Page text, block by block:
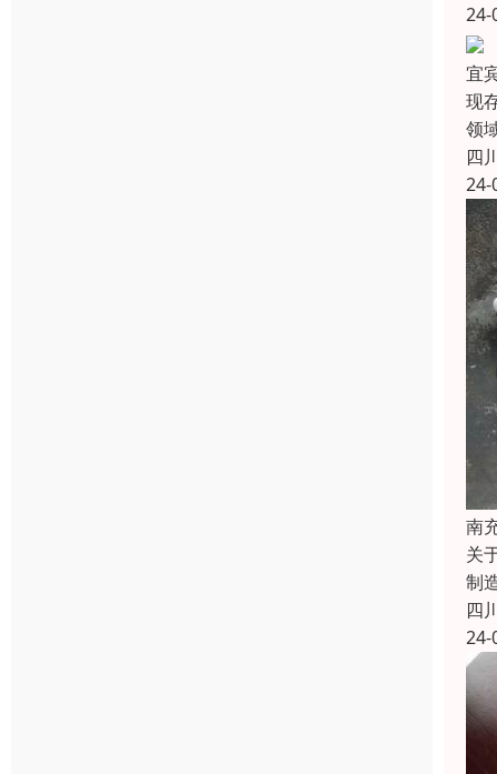
24-
宜
现
领
四
24-
南
关
制
四
24-